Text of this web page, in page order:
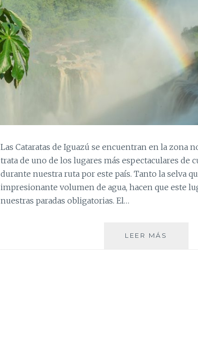
Las Cataratas de Iguazú se encuentran en la zona
trata de uno de los lugares más espectaculares de
durante nuestra ruta por este país. Tanto la selva
impresionante volumen de agua, hacen que este
nuestras paradas obligatorias. El…
LEER MÁS